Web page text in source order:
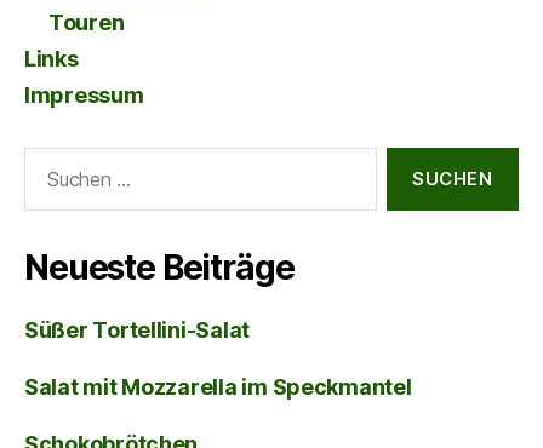
Touren
Links
Impressum
nach:
Neueste Beiträge
Süßer Tortellini-Salat
Salat mit Mozzarella im Speckmantel